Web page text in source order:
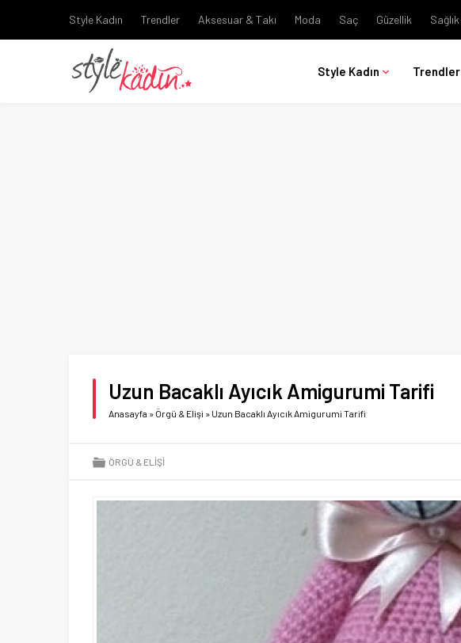
Style Kadın Trendler Aksesuar & Takı Moda Saç Güzellik Sağlık
Style Kadın Trendler
Uzun Bacaklı Ayıcık Amigurumi Tarifi
Anasayfa » Örgü & Elişi » Uzun Bacaklı Ayıcık Amigurumi Tarifi
ÖRGÜ & ELIŞI